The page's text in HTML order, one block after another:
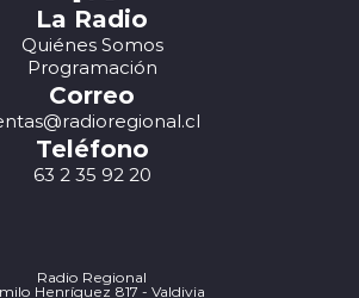
La Radio
Quiénes Somos
Programación
Correo
Teléfono
63 2 35 92 20
Radio Regional
Henríquez 817 - Valdivia